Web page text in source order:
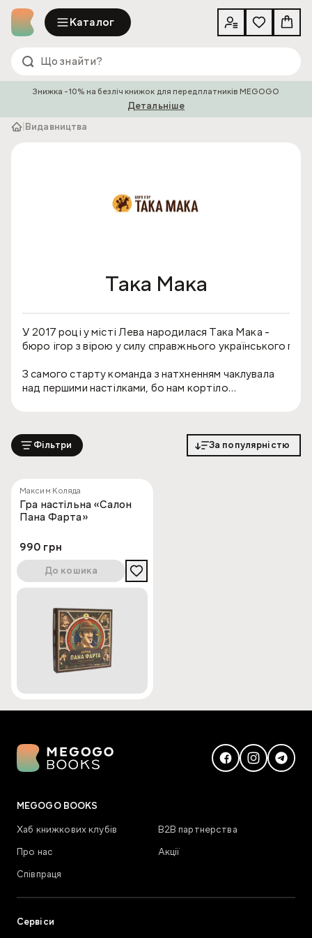
Каталог
Знижка -10% на безліч книжок для передплатників MEGOGO
Детальніше
Видавництва
Така Мака
У 2017 році у місті Лева народилася Така Мака -
бюро ігор з вірою у силу справжнього українського
З самого старту команда з натхненням чаклувала
над першими настілками, бо нам кортіло
була особливою пригодою, яка відволіче від
буденних клопотів та подарує настрій. Наша місія –
традиціями та розвивати наше, бо українське - це
гідно, якісно та захопливо!
Фільтри За популярністю
Максим Коляда
Гра настільна «Салон
Пана Фарта»
990 грн
До кошика
MEGOGO BOOKS
Хаб книжкових клубів
В2В партнерства
Про нас
Акції
Співпраця
Сервіси